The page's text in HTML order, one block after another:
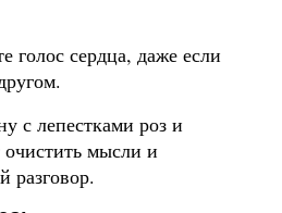
голос сердца, даже если
с лепестками роз и
мысли и
разговор.